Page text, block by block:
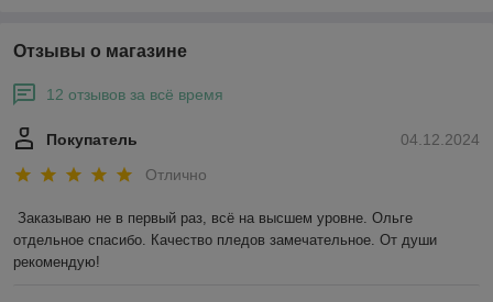
Отзывы о магазине
12 отзывов за всё время
04.12.2024
Покупатель
Отлично
Заказываю не в первый раз, всё на высшем уровне. Ольге
отдельное спасибо. Качество пледов замечательное. От души
рекомендую!